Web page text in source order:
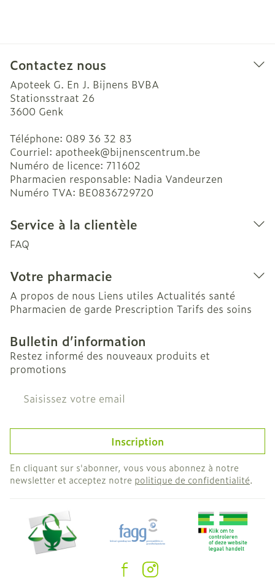
Contactez nous
Apoteek G. En J. Bijnens BVBA
Stationsstraat 26
3600 Genk
Téléphone: 089 36 32 83
Courriel: apotheek@bijnenscentrum.be
Numéro de licence: 711602
Pharmacien responsable: Nadia Vandeurzen
Numéro TVA: BE0836729720
Service à la clientèle
FAQ
Votre pharmacie
A propos de nous Liens utiles Actualités santé
Pharmacien de garde Prescription Tarifs des soins
Bulletin d’information
Restez informé des nouveaux produits et
promotions
Inscription
En cliquant sur s'abonner, vous vous abonnez à notre
newsletter et acceptez notre politique de confidentialité.